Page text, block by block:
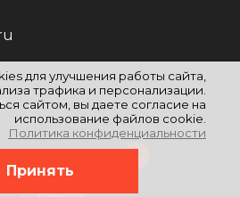
для улучшения работы сайта,
трафика и персонализации.
сайтом, вы даете согласие на
использование файлов cookie.
Политика конфиденциальности
Принять